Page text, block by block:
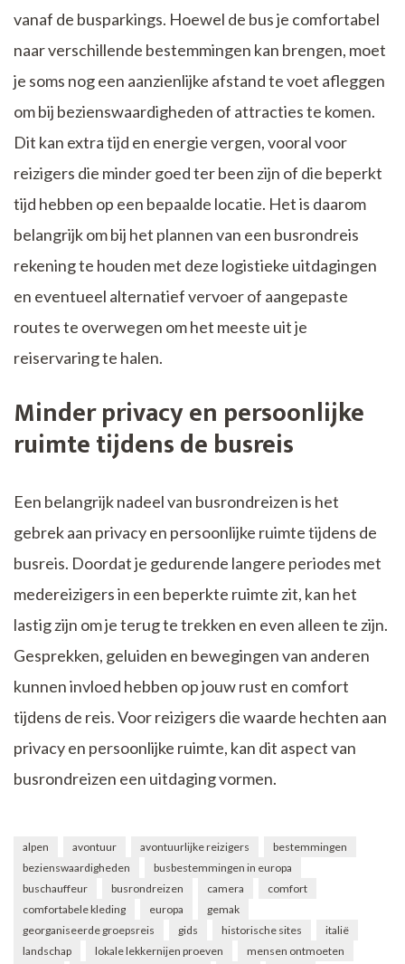
vanaf de busparkings. Hoewel de bus je comfortabel
naar verschillende bestemmingen kan brengen, moet
je soms nog een aanzienlijke afstand te voet afleggen
om bij bezienswaardigheden of attracties te komen.
Dit kan extra tijd en energie vergen, vooral voor
reizigers die minder goed ter been zijn of die beperkt
tijd hebben op een bepaalde locatie. Het is daarom
belangrijk om bij het plannen van een busrondreis
rekening te houden met deze logistieke uitdagingen
en eventueel alternatief vervoer of aangepaste
routes te overwegen om het meeste uit je
reiservaring te halen.
Minder privacy en persoonlijke
ruimte tijdens de busreis
Een belangrijk nadeel van busrondreizen is het
gebrek aan privacy en persoonlijke ruimte tijdens de
busreis. Doordat je gedurende langere periodes met
medereizigers in een beperkte ruimte zit, kan het
lastig zijn om je terug te trekken en even alleen te zijn.
Gesprekken, geluiden en bewegingen van anderen
kunnen invloed hebben op jouw rust en comfort
tijdens de reis. Voor reizigers die waarde hechten aan
privacy en persoonlijke ruimte, kan dit aspect van
busrondreizen een uitdaging vormen.
alpen avontuur avontuurlijke reizigers
bestemmingen
bezienswaardigheden
busbestemmingen in europa
buschauffeur
busrondreizen camera
comfort
comfortabele kleding
europa
gemak
georganiseerde groepsreis
gids historische sites
italië
landschap
lokale lekkernijen proeven
mensen ontmoeten